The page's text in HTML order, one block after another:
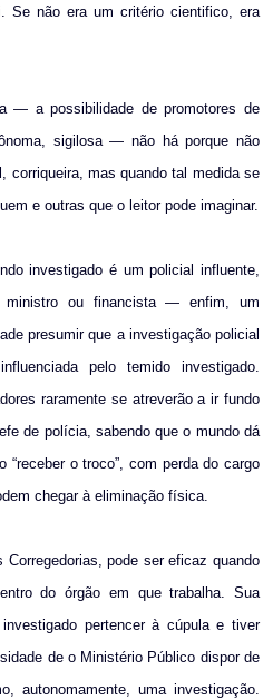
Se não era um critério cientifico, era
— a possibilidade de promotores de
sigilosa — não há porque não
corriqueira, mas quando tal medida se
e outras que o leitor pode imaginar.
investigado é um policial influente,
ministro ou financista — enfim, um
presumir que a investigação policial
pelo temido investigado.
raramente se atreverão a ir fundo
de polícia, sabendo que o mundo dá
o troco”, com perda do cargo
chegar à eliminação física.
pode ser eficaz quando
do órgão em que trabalha. Sua
pertencer à cúpula e tiver
de o Ministério Público dispor de
autonomamente, uma investigação.